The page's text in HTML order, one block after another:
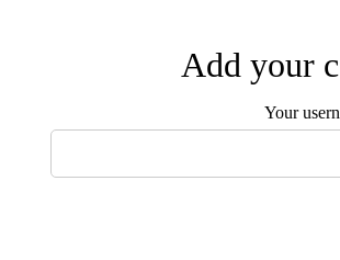
Add your
Your